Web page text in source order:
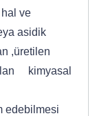
ve
asidik
,üretilen
kimyasal
edebilmesi